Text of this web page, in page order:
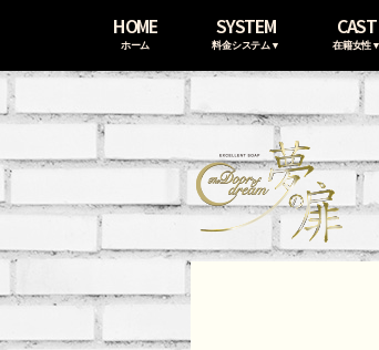
HOME
ホーム
SYSTEM
料金システム▼
CAST
在籍女性▼